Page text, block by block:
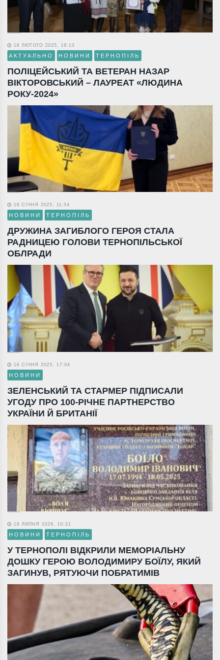
18 ЛЮТОГО 2025, 16:13
АКТУАЛЬНО НОВИНИ ТЕРНОПІЛЬ
ПОЛІЦЕЙСЬКИЙ ТА ВЕТЕРАН НАЗАР
ВІКТОРОВСЬКИЙ – ЛАУРЕАТ «ЛЮДИНА
РОКУ-2024»
18 СІЧНЯ 2025, 11:54
НОВИНИ ТЕРНОПІЛЬ
ДРУЖИНА ЗАГИБЛОГО ГЕРОЯ СТАЛА
РАДНИЦЕЮ ГОЛОВИ ТЕРНОПІЛЬСЬКОЇ
ОБЛРАДИ
16 СІЧНЯ 2025, 17:04
НОВИНИ
ЗЕЛЕНСЬКИЙ ТА СТАРМЕР ПІДПИСАЛИ
УГОДУ ПРО 100-РІЧНЕ ПАРТНЕРСТВО
УКРАЇНИ Й БРИТАНІЇ
18 ЛИПНЯ 2026, 10:21
НОВИНИ ТЕРНОПІЛЬ
У ТЕРНОПОЛІ ВІДКРИЛИ МЕМОРІАЛЬНУ
ДОШКУ ГЕРОЮ ВОЛОДИМИРУ БОЇЛУ, ЯКИЙ
ЗАГИНУВ, РЯТУЮЧИ ПОБРАТИМІВ